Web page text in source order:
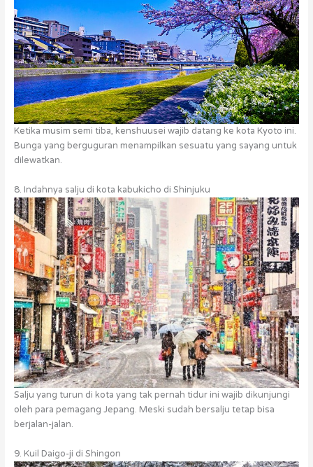
Ketika musim semi tiba, kenshuusei wajib datang ke kota Kyoto ini.
Bunga yang berguguran menampilkan sesuatu yang sayang untuk
dilewatkan.
8. Indahnya salju di kota kabukicho di Shinjuku
Salju yang turun di kota yang tak pernah tidur ini wajib dikunjungi
oleh para pemagang Jepang. Meski sudah bersalju tetap bisa
berjalan-jalan.
9. Kuil Daigo-ji di Shingon